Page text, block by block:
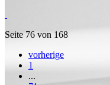
Seite 76 von 168
vorherige
1
...